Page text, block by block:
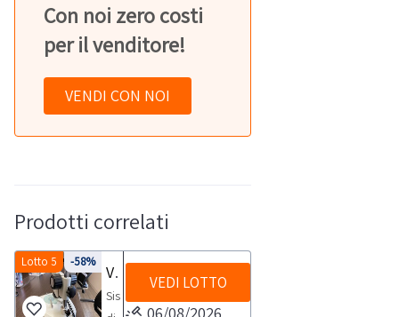
Con noi zero costi
per il venditore!
VENDI CON NOI
Prodotti correlati
-58%
Lotto 5
Visore microscopico con tablet
Sistema
VEDI LOTTO